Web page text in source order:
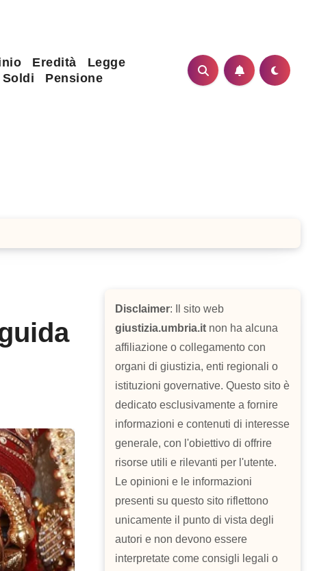
Eredità
Legge
Soldi Pensione
Disclaimer: Il sito web
giustizia.umbria.it non ha alcuna
affiliazione o collegamento con
organi di giustizia, enti regionali o
istituzioni governative. Questo sito è
dedicato esclusivamente a fornire
informazioni e contenuti di interesse
generale, con l'obiettivo di offrire
risorse utili e rilevanti per l'utente.
Le opinioni e le informazioni
presenti su questo sito riflettono
unicamente il punto di vista degli
autori e non devono essere
interpretate come consigli legali o